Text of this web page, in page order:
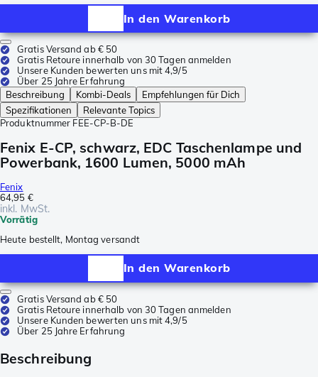
In den Warenkorb
Gratis Versand ab € 50
Gratis Retoure innerhalb von 30 Tagen anmelden
Unsere Kunden bewerten uns mit 4,9/5
Über 25 Jahre Erfahrung
Beschreibung
Kombi-Deals
Empfehlungen für Dich
Spezifikationen
Relevante Topics
Produktnummer FEE-CP-B-DE
Fenix E-CP, schwarz, EDC Taschenlampe und
Powerbank, 1600 Lumen, 5000 mAh
Fenix
64,95 €
inkl. MwSt.
Vorrätig
Heute bestellt, Montag versandt
In den Warenkorb
Gratis Versand ab € 50
Gratis Retoure innerhalb von 30 Tagen anmelden
Unsere Kunden bewerten uns mit 4,9/5
Über 25 Jahre Erfahrung
Beschreibung